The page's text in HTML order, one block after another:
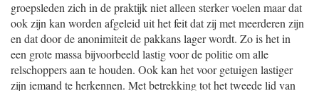
groepsleden zich in de praktijk niet alleen sterker voelen maar dat
ook zijn kan worden afgeleid uit het feit dat zij met meerderen zijn
en dat door de anonimiteit de pakkans lager wordt. Zo is het in
een grote massa bijvoorbeeld lastig voor de politie om alle
relschoppers aan te houden. Ook kan het voor getuigen lastiger
zijn iemand te herkennen. Met betrekking tot het tweede lid van